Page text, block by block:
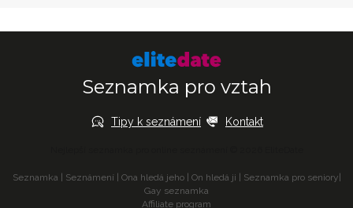
Seznamka pro vztah
Tipy k seznámení Kontakt
Seznamka Seznámení Ona hledá jeho| On hledá ji Seznamka pro seniory
Gay seznamka
Affiliate program